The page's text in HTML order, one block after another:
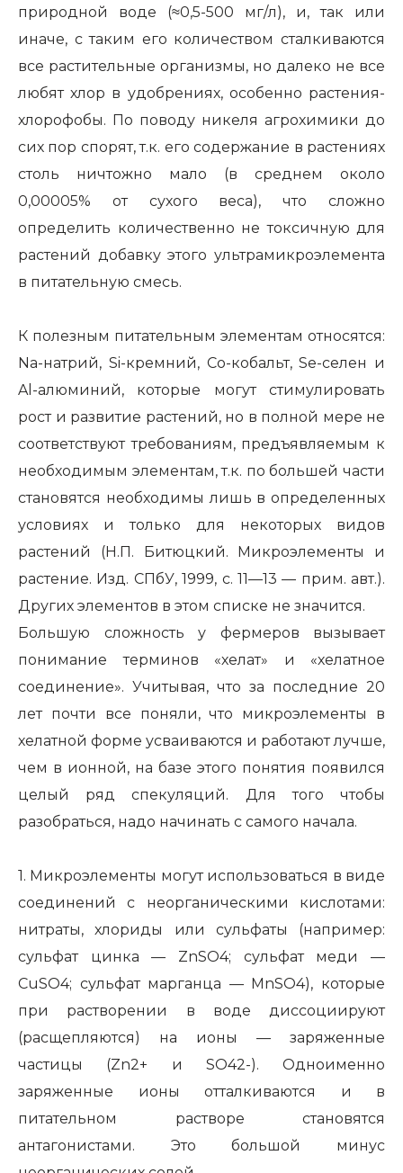
природной воде (≈0,5-500 мг/л), и, так или
иначе, с таким его количеством сталкиваются
все растительные организмы, но далеко не все
любят хлор в удобрениях, особенно растения-
хлорофобы. По поводу никеля агрохимики до
сих пор спорят, т.к. его содержание в растениях
столь ничтожно мало (в среднем около
0,00005% от сухого веса), что сложно
определить количественно не токсичную для
растений добавку этого ультрамикроэлемента
в питательную смесь.
К полезным питательным элементам относятся:
Na-натрий, Si-кремний, Co-кобальт, Se-селен и
Al-алюминий, которые могут стимулировать
рост и развитие растений, но в полной мере не
соответствуют требованиям, предъявляемым к
необходимым элементам, т.к. по большей части
становятся необходимы лишь в определенных
условиях и только для некоторых видов
растений (Н.П. Битюцкий. Микроэлементы и
растение. Изд. СПбУ, 1999, с. 11—13 — прим. авт.).
Других элементов в этом списке не значится.
Большую сложность у фермеров вызывает
понимание терминов «хелат» и «хелатное
соединение». Учитывая, что за последние 20
лет почти все поняли, что микроэлементы в
хелатной форме усваиваются и работают лучше,
чем в ионной, на базе этого понятия появился
целый ряд спекуляций. Для того чтобы
разобраться, надо начинать с самого начала.
1. Микроэлементы могут использоваться в виде
соединений с неорганическими кислотами:
нитраты, хлориды или сульфаты (например:
сульфат цинка — ZnSO4; сульфат меди —
CuSO4; сульфат марганца — MnSO4), которые
при растворении в воде диссоциируют
(расщепляются) на ионы — заряженные
частицы (Zn2+ и SO42-). Одноименно
заряженные ионы отталкиваются и в
питательном растворе становятся
антагонистами. Это большой минус